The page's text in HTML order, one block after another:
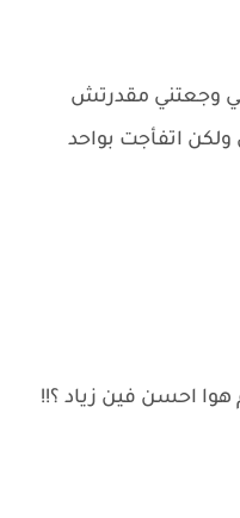
وجعتني مقدرتش
ولكن اتفأجت بواحد
هوا احسن فين زياد ؟!!